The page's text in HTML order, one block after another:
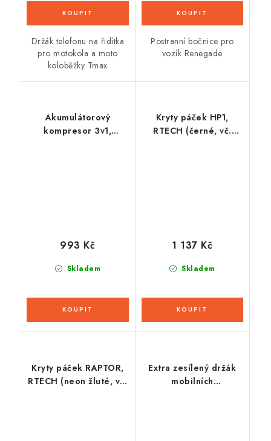
Držák telefonu na řidítka
pro motokola a moto
koloběžky Tmax
Postranní bočnice pro
vozík Renegade
Akumulátorový
kompresor 3v1,
Skladem
993 Kč
Kryty páček HP1,
RTECH (černé, vč.
Skladem
1 137 Kč
Kryty páček RAPTOR,
RTECH (neon žluté, vč.
Extra zesílený držák
mobilních